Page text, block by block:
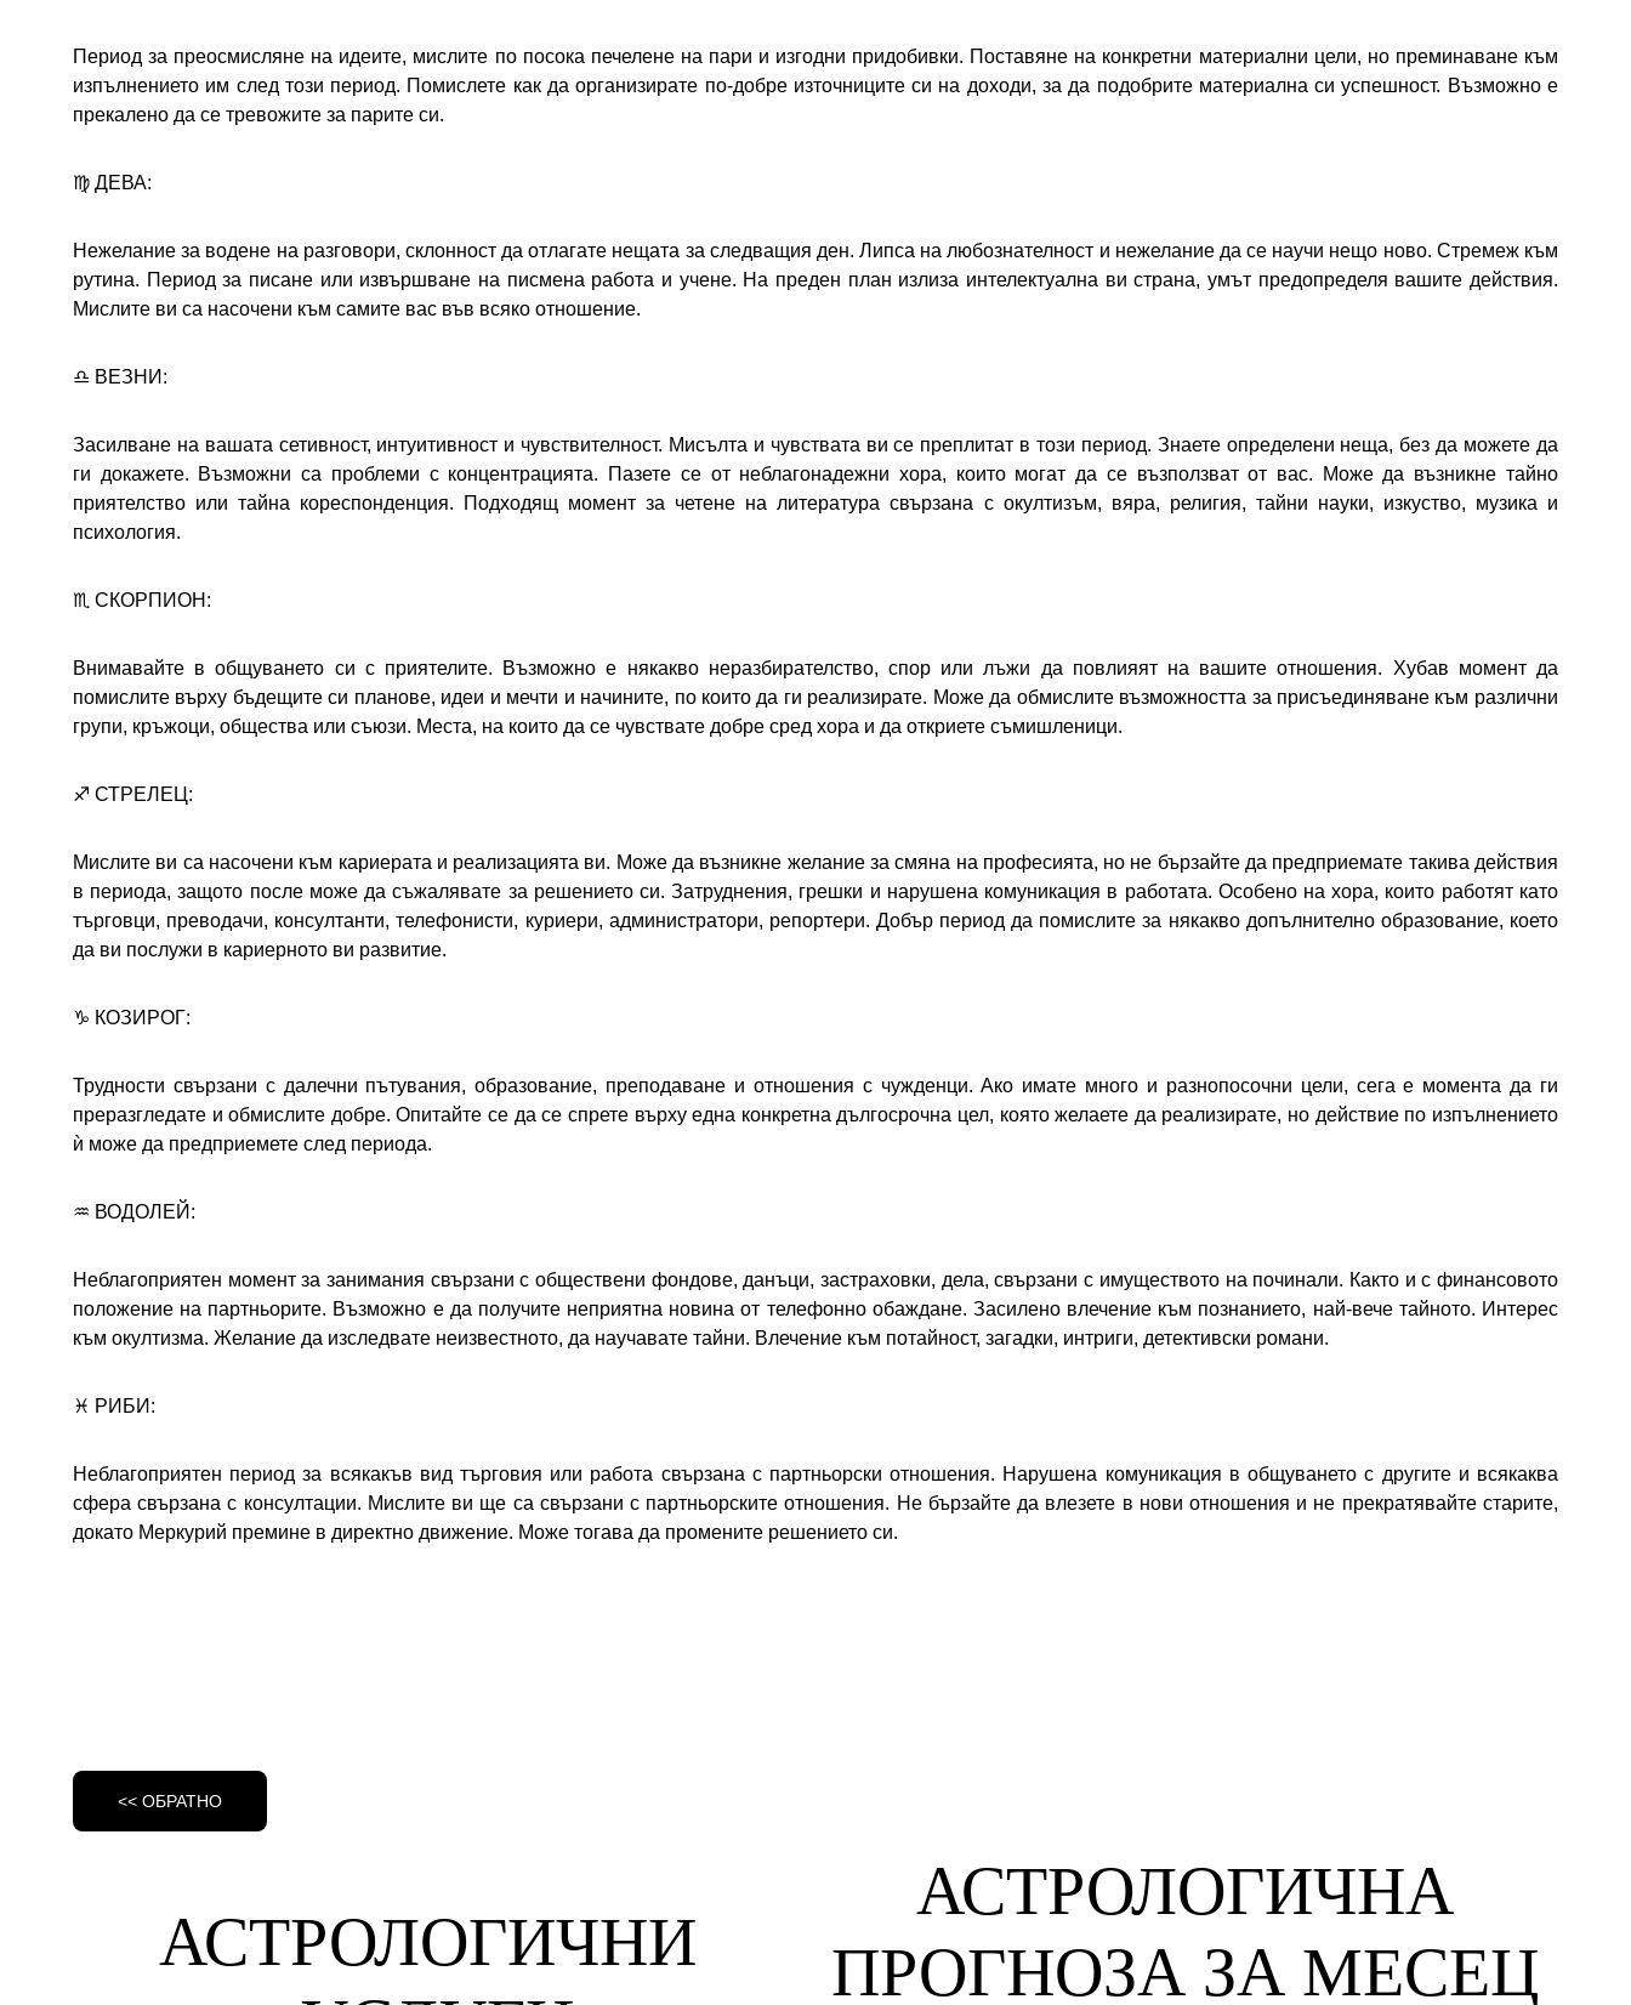
Период за преосмисляне на идеите, мислите по посока печелене на пари и изгодни придобивки. Поставяне на конкретни материални цели, но преминаване към
изпълнението им след този период. Помислете как да организирате по-добре източниците си на доходи, за да подобрите материална си успешност. Възможно е
прекалено да се тревожите за парите си.
♍ ДЕВА:
Нежелание за водене на разговори, склонност да отлагате нещата за следващия ден. Липса на любознателност и нежелание да се научи нещо ново. Стремеж към
рутина. Период за писане или извършване на писмена работа и учене. На преден план излиза интелектуална ви страна, умът предопределя вашите действия.
Мислите ви са насочени към самите вас във всяко отношение.
♎ ВЕЗНИ:
Засилване на вашата сетивност, интуитивност и чувствителност. Мисълта и чувствата ви се преплитат в този период. Знаете определени неща, без да можете да
ги докажете. Възможни са проблеми с концентрацията. Пазете се от неблагонадежни хора, които могат да се възползват от вас. Може да възникне тайно
приятелство или тайна кореспонденция. Подходящ момент за четене на литература свързана с окултизъм, вяра, религия, тайни науки, изкуство, музика и
психология.
♏ СКОРПИОН:
Внимавайте в общуването си с приятелите. Възможно е някакво неразбирателство, спор или лъжи да повлияят на вашите отношения. Хубав момент да
помислите върху бъдещите си планове, идеи и мечти и начините, по които да ги реализирате. Може да обмислите възможността за присъединяване към различни
групи, кръжоци, общества или съюзи. Места, на които да се чувствате добре сред хора и да откриете съмишленици.
♐ СТРЕЛЕЦ:
Мислите ви са насочени към кариерата и реализацията ви. Може да възникне желание за смяна на професията, но не бързайте да предприемате такива действия
в периода, защото после може да съжалявате за решението си. Затруднения, грешки и нарушена комуникация в работата. Особено на хора, които работят като
търговци, преводачи, консултанти, телефонисти, куриери, администратори, репортери. Добър период да помислите за някакво допълнително образование, което
да ви послужи в кариерното ви развитие.
♑ КОЗИРОГ:
Трудности свързани с далечни пътувания, образование, преподаване и отношения с чужденци. Ако имате много и разнопосочни цели, сега е момента да ги
преразгледате и обмислите добре. Опитайте се да се спрете върху една конкретна дългосрочна цел, която желаете да реализирате, но действие по изпълнението
ѝ може да предприемете след периода.
♒ ВОДОЛЕЙ:
Неблагоприятен момент за занимания свързани с обществени фондове, данъци, застраховки, дела, свързани с имуществото на починали. Както и с финансовото
положение на партньорите. Възможно е да получите неприятна новина от телефонно обаждане. Засилено влечение към познанието, най-вече тайното. Интерес
към окултизма. Желание да изследвате неизвестното, да научавате тайни. Влечение към потайност, загадки, интриги, детективски романи.
♓ РИБИ:
Неблагоприятен период за всякакъв вид търговия или работа свързана с партньорски отношения. Нарушена комуникация в общуването с другите и всякаква
сфера свързана с консултации. Мислите ви ще са свързани с партньорските отношения. Не бързайте да влезете в нови отношения и не прекратявайте старите,
докато Меркурий премине в директно движение. Може тогава да промените решението си.
<< ОБРАТНО
АСТРОЛОГИЧНИ
АСТРОЛОГИЧНА
ПРОГНОЗА ЗА МЕСЕЦ